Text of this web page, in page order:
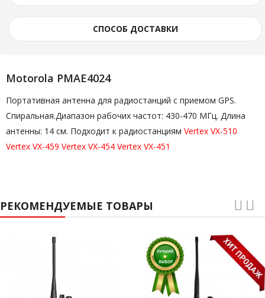
СПОСОБ ДОСТАВКИ
Motorola PMAE4024
Портативная антенна для радиостанций с приемом GPS.
Спиральная.Диапазон рабочих частот: 430-470 МГц. Длина
антенны: 14 см. Подходит к радиостанциям Vertex VX-510
Vertex VX-459 Vertex VX-454 Vertex VX-451
РЕКОМЕНДУЕМЫЕ ТОВАРЫ